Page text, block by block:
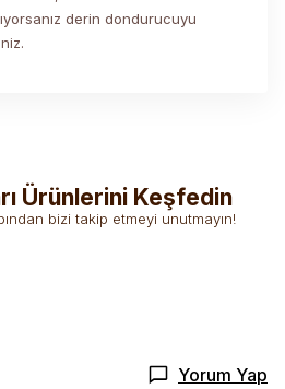
derin dondurucuyu
Ürünlerini Keşfedin
bizi takip etmeyi unutmayın!
Her dilimde
emek, her
lokmada gerçek
Sadece etin en
saf, en doğal
Yorum Yap